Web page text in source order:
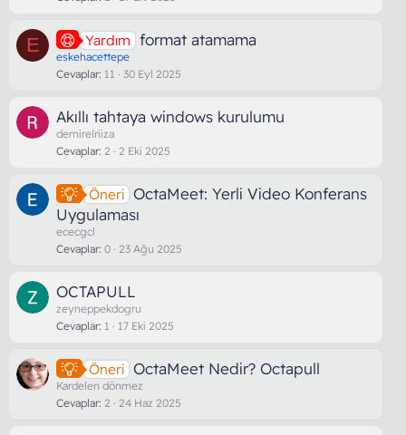
E Yardım format atamama
eskehacettepe
Cevaplar 11 30 Eyl 2025
Akıllı tahtaya windows kurulumu
demirelriiza
Cevaplar 2 2 Eki 2025
Öneri OctaMeet: Yerli Video Konferans
Uygulaması
ececgcl
Cevaplar 0 23 Ağu 2025
OCTAPULL
zeyneppekdogru
Cevaplar 1 17 Eki 2025
Öneri OctaMeet Nedir? Octapull
Kardelen dönmez
Cevaplar 2 24 Haz 2025